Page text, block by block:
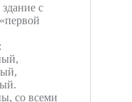
с
со всеми